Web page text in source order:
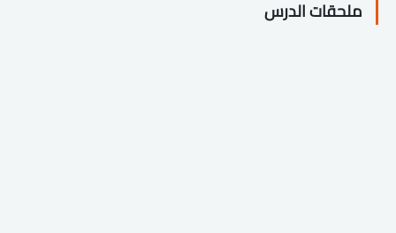
ملحقات الدرس